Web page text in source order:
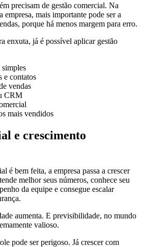
precisam de gestão comercial. Na
empresa, mais importante pode ser a
porque há menos margem para erro.
enxuta, já é possível aplicar gestão
simples
e contatos
vendas
CRM
mais vendidos
e crescimento
é bem feita, a empresa passa a crescer
melhor seus números, conhece seu
da equipe e consegue escalar
aumenta. E previsibilidade, no mundo
valioso.
pode ser perigoso. Já crescer com